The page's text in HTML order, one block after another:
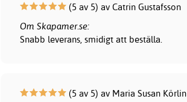
(5 av 5) av Catrin Gustafsson
Om Skapamer.se:
Snabb leverans, smidigt att beställa.
(5 av 5) av Maria Susan Körlin